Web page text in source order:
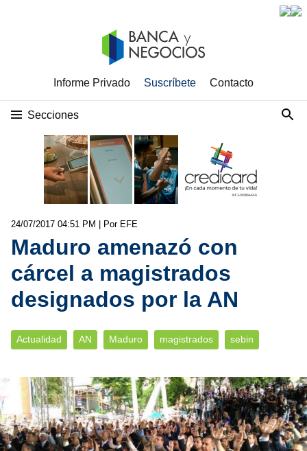
Informe Privado Suscríbete Contacto
Secciones
24/07/2017 04:51 PM | Por EFE
Maduro amenazó con
cárcel a magistrados
designados por la AN
Actualidad AN Maduro magistrados sebin